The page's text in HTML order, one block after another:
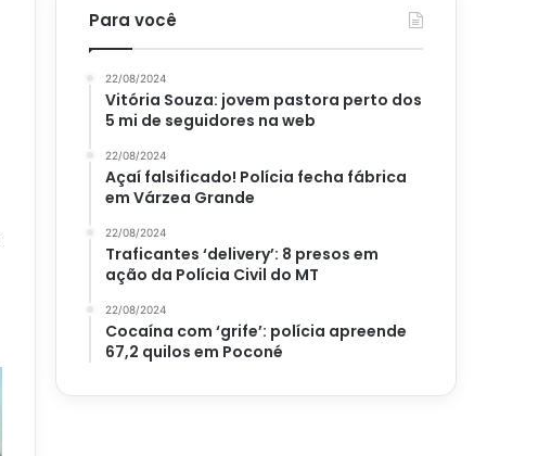
Para você
22/08/2024
Vitória Souza: jovem pastora perto dos
5 mi de seguidores na web
22/08/2024
Açaí falsificado! Polícia fecha fábrica
em Várzea Grande
22/08/2024
Traficantes ‘delivery’: 8 presos em
ação da Polícia Civil do MT
22/08/2024
Cocaína com ‘grife’: polícia apreende
67,2 quilos em Poconé